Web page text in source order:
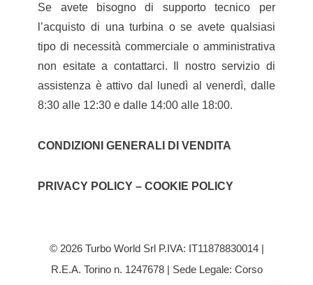
Se avete bisogno di supporto tecnico per
l’acquisto di una turbina o se avete qualsiasi
tipo di necessità commerciale o amministrativa
non esitate a contattarci. Il nostro servizio di
assistenza è attivo dal lunedì al venerdì, dalle
8:30 alle 12:30 e dalle 14:00 alle 18:00.
CONDIZIONI GENERALI DI VENDITA
PRIVACY POLICY – COOKIE POLICY
© 2026 Turbo World Srl P.IVA: IT11878830014 |
R.E.A. Torino n. 1247678 | Sede Legale: Corso